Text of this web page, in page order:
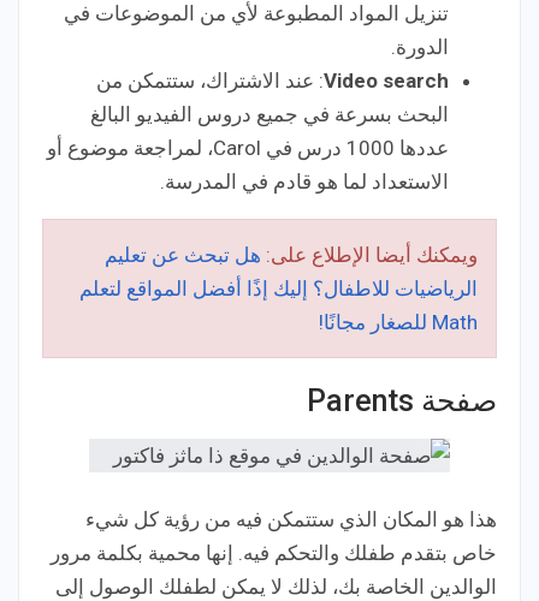
تنزيل المواد المطبوعة لأي من الموضوعات في
الدورة.
Video search: عند الاشتراك، ستتمكن من
البحث بسرعة في جميع دروس الفيديو البالغ
عددها 1000 درس في Carol، لمراجعة موضوع أو
الاستعداد لما هو قادم في المدرسة.
ويمكنك أيضا الإطلاع على: هل تبحث عن تعليم
الرياضيات للاطفال؟ إليك إذًا أفضل المواقع لتعلم
Math للصغار مجانًا!
صفحة Parents
هذا هو المكان الذي ستتمكن فيه من رؤية كل شيء
خاص بتقدم طفلك والتحكم فيه. إنها محمية بكلمة مرور
الوالدين الخاصة بك، لذلك لا يمكن لطفلك الوصول إلى